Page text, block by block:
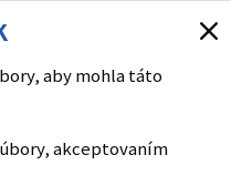
aby mohla táto
akceptovaním